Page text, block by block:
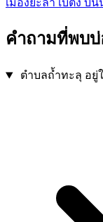
คำถามที่พบบ่
ตำบลถ้ำทะลุ อยู่